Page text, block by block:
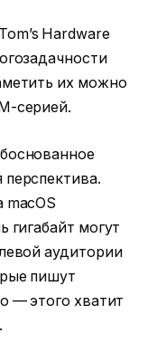
Hardware
их можно
серией.
macOS
гигабайт могут
аудитории
пишут
— этого хватит